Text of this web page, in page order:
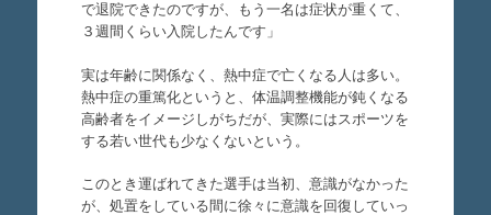
で退院できたのですが、もう一名は症状が重くて、
３週間くらい入院したんです」
実は年齢に関係なく、熱中症で亡くなる人は多い。
熱中症の重篤化というと、体温調整機能が鈍くなる
高齢者をイメージしがちだが、実際にはスポーツを
する若い世代も少なくないという。
このとき運ばれてきた選手は当初、意識がなかった
が、処置をしている間に徐々に意識を回復していっ